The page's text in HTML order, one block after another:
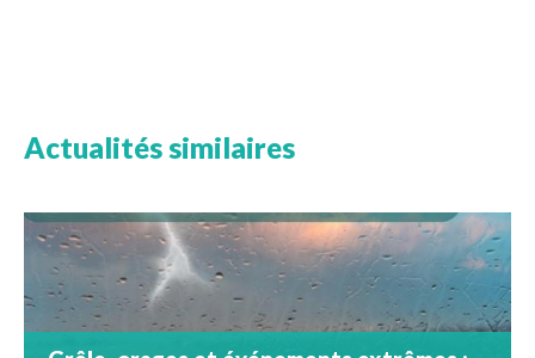
Actualités similaires